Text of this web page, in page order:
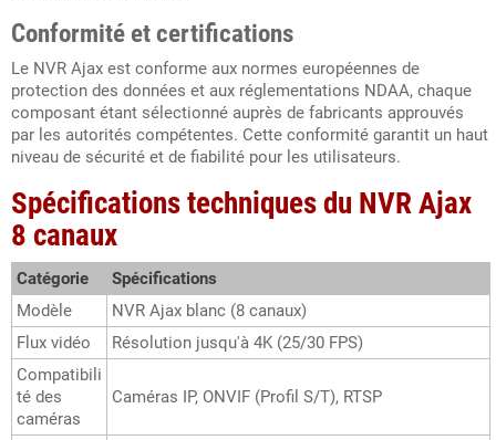
Conformité et certifications
Le NVR Ajax est conforme aux normes européennes de
protection des données et aux réglementations NDAA, chaque
composant étant sélectionné auprès de fabricants approuvés
par les autorités compétentes. Cette conformité garantit un haut
niveau de sécurité et de fiabilité pour les utilisateurs.
Spécifications techniques du NVR Ajax
8 canaux
Catégorie
Spécifications
Modèle
NVR Ajax blanc (8 canaux)
Flux vidéo
Résolution jusqu'à 4K (25/30 FPS)
Compatibili
té des
caméras
Caméras IP, ONVIF (Profil S/T), RTSP